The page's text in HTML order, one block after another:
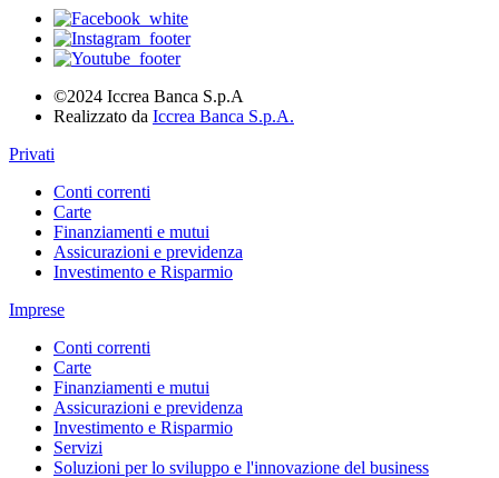
©2024 Iccrea Banca S.p.A
Realizzato da Iccrea Banca S.p.A.
Privati
Conti correnti
Carte
Finanziamenti e mutui
Assicurazioni e previdenza
Investimento e Risparmio
Imprese
Conti correnti
Carte
Finanziamenti e mutui
Assicurazioni e previdenza
Investimento e Risparmio
Servizi
Soluzioni per lo sviluppo e l'innovazione del business